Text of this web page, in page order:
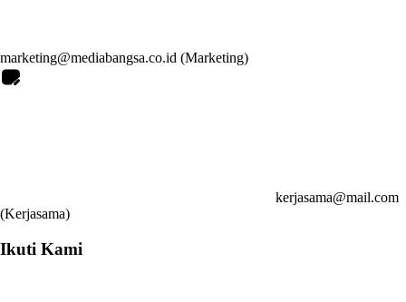
marketing@mediabangsa.co.id (Marketing)
kerjasama@mail.com
(Kerjasama)
Ikuti Kami